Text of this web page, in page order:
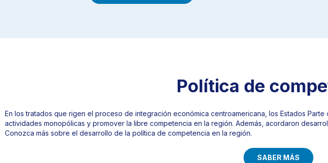
Política de
En los tratados que rigen el proceso de integración económica centroamericana, los Estados
actividades monopólicas y promover la libre competencia en la región. Además, acordaron
Conozca más sobre el desarrollo de la política de competencia en la región.
SABER MÁS